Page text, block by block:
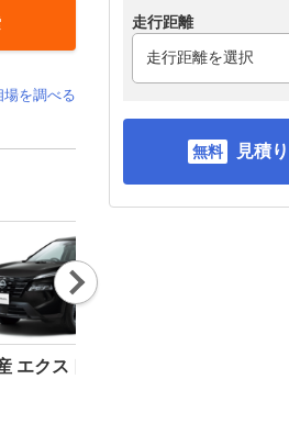
場を調べる
エクストレイル
Nex
t
走行距離
見積